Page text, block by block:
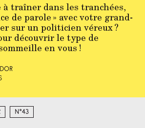
traîner dans les tranchées,
de parole » avec votre grand-
sur un politicien véreux ?
découvrir le type de
en vous !
N°43